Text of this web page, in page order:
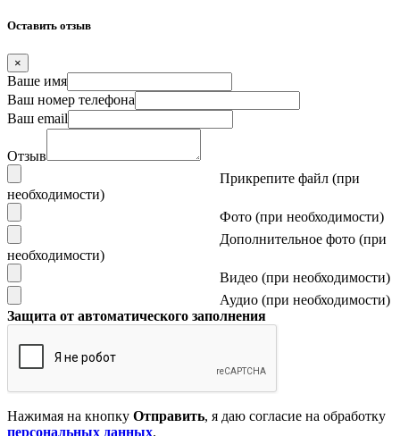
Оставить отзыв
×
Ваше имя
Ваш номер телефона
Ваш email
Отзыв
Прикрепите файл (при
необходимости)
Фото (при необходимости)
Дополнительное фото (при
необходимости)
Видео (при необходимости)
Аудио (при необходимости)
Защита от автоматического заполнения
Нажимая на кнопку Отправить, я даю согласие на обработку
персональных данных.